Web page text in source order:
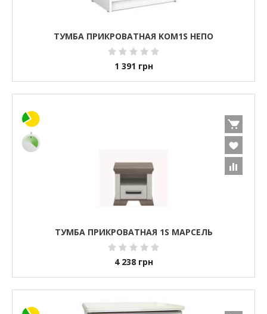
ТУМБА ПРИКРОВАТНАЯ KOM1S НЕПО
1 391 грн
ТУМБА ПРИКРОВАТНАЯ 1S МАРСЕЛЬ
4 238 грн